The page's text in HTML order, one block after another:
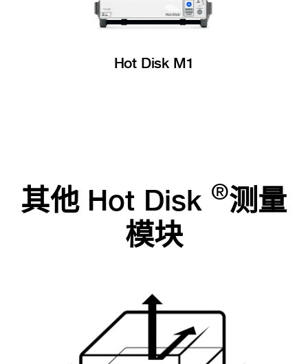
Hot Disk M1
其他 Hot Disk ®测量
模块